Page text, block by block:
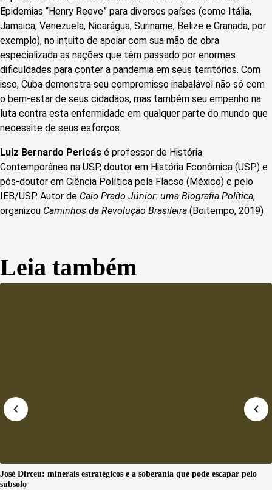
Epidemias “Henry Reeve” para diversos países (como Itália,
Jamaica, Venezuela, Nicarágua, Suriname, Belize e Granada, por
exemplo), no intuito de apoiar com sua mão de obra
especializada as nações que têm passado por enormes
dificuldades para conter a pandemia em seus territórios. Com
isso, Cuba demonstra seu compromisso inabalável não só com
o bem-estar de seus cidadãos, mas também seu empenho na
luta contra esta enfermidade em qualquer parte do mundo que
necessite de seus esforços.
Luiz Bernardo Pericás é professor de História
Contemporânea na USP, doutor em História Econômica (USP) e
pós-doutor em Ciência Política pela Flacso (México) e pelo
IEB/USP. Autor de Caio Prado Júnior: uma Biografia Política,
organizou Caminhos da Revolução Brasileira (Boitempo, 2019)
Leia também
José Dirceu: minerais estratégicos e a soberania que pode escapar pelo
subsolo